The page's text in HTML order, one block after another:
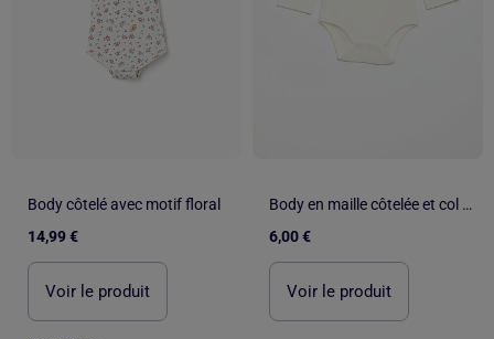
Body côtelé avec motif floral
14,99 €
Voir le produit
Body en maille côtelée et col fantaisie
6,00 €
Voir le produit